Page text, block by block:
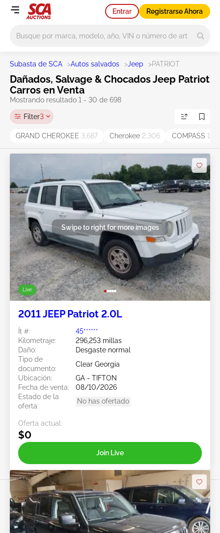
Entrar Registrarse Ahora
Subasta de SCA >Autos salvados >Jeep >PATRIOT
Dañados, Salvage & Chocados Jeep Patriot
Carros en Venta
Mostrando resultado 1 - 30 de 698
Filter3
GRAND CHEROKEE 3,687 Cherokee 2,306 COMPASS
Live
Swipe to right for more images
2011 JEEP Patriot 2.0L
Ít #:
45******
Kilometraje:
296,253 millas
Daño:
Desgaste normal
Tipo de
documento:
Clear Georgia
Ubicación:
GA - TIFTON
Fecha de venta:
08/10/2026
Estado de la
oferta:
No has ofertado
Oferta actual:
$0
Join Live